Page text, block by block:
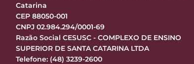
Catarina
CEP 88050-001
CNPJ 02.984.294/0001-69
Razão Social CESUSC - COMPLEXO DE ENSINO
SUPERIOR DE SANTA CATARINA LTDA
Telefone: (48) 3239-2600